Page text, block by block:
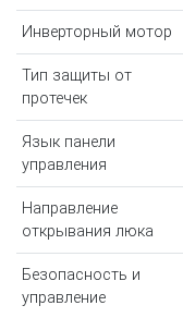
Инверторный мотор
Тип защиты от
протечек
Язык панели
управления
Направление
открывания люка
Безопасность и
управление